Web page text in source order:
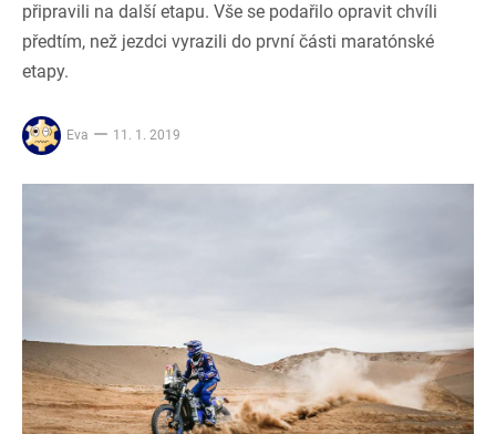
připravili na další etapu. Vše se podařilo opravit chvíli
předtím, než jezdci vyrazili do první části maratónské
etapy.
Eva 11. 1. 2019